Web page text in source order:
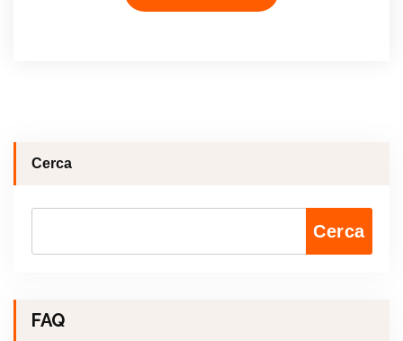
Cerca
Cerca
FAQ